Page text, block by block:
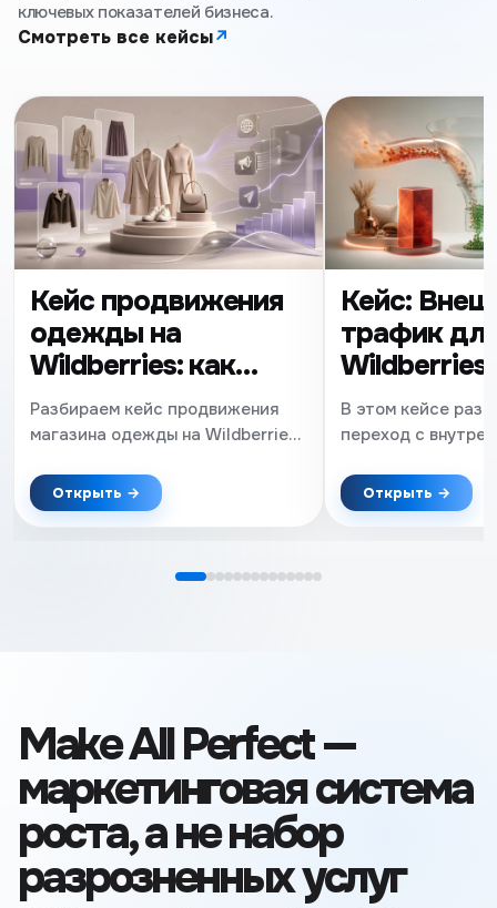
ключевых показателей бизнеса.
Смотреть все кейсы↗
Кейс продвижения
одежды на
Wildberries: как
увеличить продажи
в fashion-нише
Разбираем кейс продвижения
магазина одежды на Wildberries
Открыть →
Кейс:
трафик
заказов на
снижения
В этом кейсе
переход с
вырасти на
за месяц.
Открыть →
Make All Perfect —
маркетинговая система
роста, а не набор
разрозненных услуг